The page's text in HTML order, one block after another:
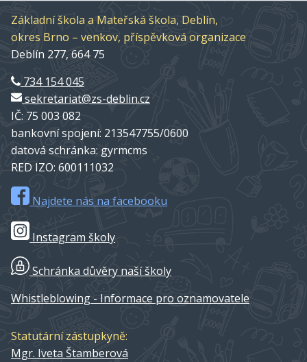
Základní škola a Mateřská škola, Deblín,
okres Brno – venkov, příspěvková organizace
Deblín 277, 664 75
734 154 045
sekretariat@zs-deblin.cz
IČ: 75 003 082
bankovní spojení: 213547755/0600
datová schránka: gyrmcms
RED IZO: 600111032
Najdete nás na facebooku
Instagram školy
Schránka důvěry naší školy
Whistleblowing - Informace pro oznamovatele
Statutární zástupkyně:
Mgr. Iveta Štamberová